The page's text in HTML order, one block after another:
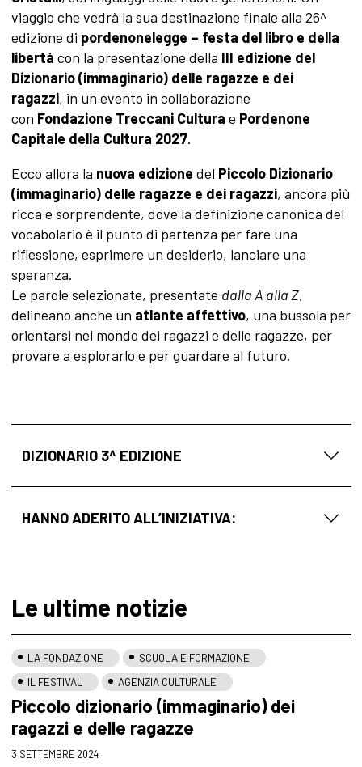
viaggio che vedrà la sua destinazione finale alla 26^
edizione di pordenonelegge – festa del libro e della
libertà con la presentazione della III edizione del
Dizionario (immaginario) delle ragazze e dei
ragazzi, in un evento in collaborazione
con Fondazione Treccani Cultura e Pordenone
Capitale della Cultura 2027.
Ecco allora la nuova edizione del Piccolo Dizionario
(immaginario) delle ragazze e dei ragazzi, ancora più
ricca e sorprendente, dove la definizione canonica del
vocabolario è il punto di partenza per fare una
riflessione, esprimere un desiderio, lanciare una
speranza.
Le parole selezionate, presentate dalla A alla Z,
delineano anche un atlante affettivo, una bussola per
orientarsi nel mondo dei ragazzi e delle ragazze, per
provare a esplorarlo e per guardare al futuro.
DIZIONARIO 3^ EDIZIONE
HANNO ADERITO ALL’INIZIATIVA:
Le ultime notizie
LA FONDAZIONE
SCUOLA E FORMAZIONE
IL FESTIVAL
AGENZIA CULTURALE
Piccolo dizionario (immaginario) dei
ragazzi e delle ragazze
3 SETTEMBRE 2024